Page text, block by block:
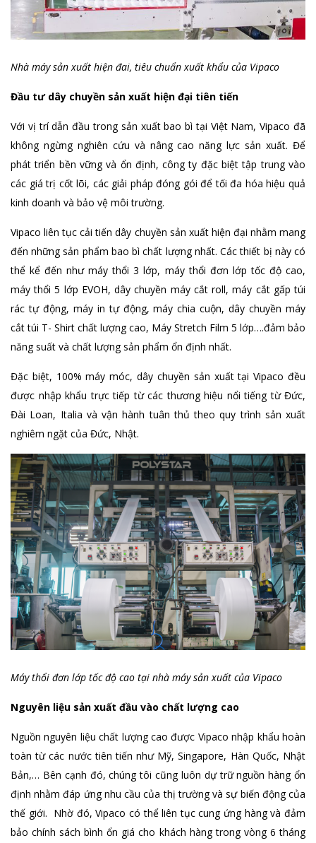
Nhà máy sản xuất hiện đai, tiêu chuẩn xuất khẩu của Vipaco
Đầu tư dây chuyền sản xuất hiện đại tiên tiến
Với vị trí dẫn đầu trong sản xuất bao bì tại Việt Nam, Vipaco đã
không ngừng nghiên cứu và nâng cao năng lực sản xuất. Để
phát triển bền vững và ổn định, công ty đặc biệt tập trung vào
các giá trị cốt lõi, các giải pháp đóng gói để tối đa hóa hiệu quả
kinh doanh và bảo vệ môi trường.
Vipaco liên tục cải tiến dây chuyền sản xuất hiện đại nhằm mang
đến những sản phẩm bao bì chất lượng nhất. Các thiết bị này có
thể kể đến như máy thổi 3 lớp, máy thổi đơn lớp tốc độ cao,
máy thổi 5 lớp EVOH, dây chuyền máy cắt roll, máy cắt gấp túi
rác tự động, máy in tự động, máy chia cuộn, dây chuyền máy
cắt túi T- Shirt chất lượng cao, Máy Stretch Film 5 lớp….đảm bảo
năng suất và chất lượng sản phẩm ổn định nhất.
Đặc biệt, 100% máy móc, dây chuyền sản xuất tại Vipaco đều
được nhập khẩu trực tiếp từ các thương hiệu nổi tiếng từ Đức,
Đài Loan, Italia và vận hành tuân thủ theo quy trình sản xuất
nghiêm ngặt của Đức, Nhật.
Máy thổi đơn lớp tốc độ cao tại nhà máy sản xuất của Vipaco
Nguyên liệu sản xuất đầu vào chất lượng cao
Nguồn nguyên liệu chất lượng cao được Vipaco nhập khẩu hoàn
toàn từ các nước tiên tiến như Mỹ, Singapore, Hàn Quốc, Nhật
Bản,… Bên cạnh đó, chúng tôi cũng luôn dự trữ nguồn hàng ổn
định nhằm đáp ứng nhu cầu của thị trường và sự biến động của
thế giới. Nhờ đó, Vipaco có thể liên tục cung ứng hàng và đảm
bảo chính sách bình ổn giá cho khách hàng trong vòng 6 tháng